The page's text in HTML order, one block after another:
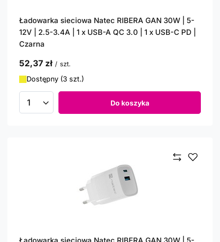
Ładowarka sieciowa Natec RIBERA GAN 30W | 5-
12V | 2.5-3.4A | 1 x USB-A QC 3.0 | 1 x USB-C PD |
Czarna
52,37 zł / szt.
Dostępny (3 szt.)
Ilość produktów Do koszyka